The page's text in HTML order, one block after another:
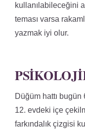
kullanılabileceğini
teması varsa
yazmak iyi olur.
Düğüm hattı
12. evdeki içe
farkındalık çizgisi